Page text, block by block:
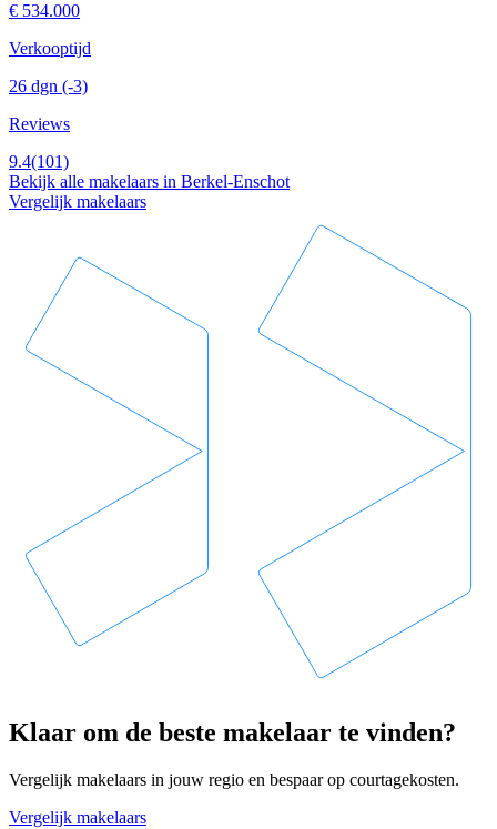
€ 534.000
Verkooptijd
26 dgn (-3)
Reviews
9.4(101)
Bekijk alle makelaars in Berkel-Enschot
Vergelijk makelaars
Klaar om de beste makelaar te vinden?
Vergelijk makelaars in jouw regio en bespaar op courtagekosten.
Vergelijk makelaars